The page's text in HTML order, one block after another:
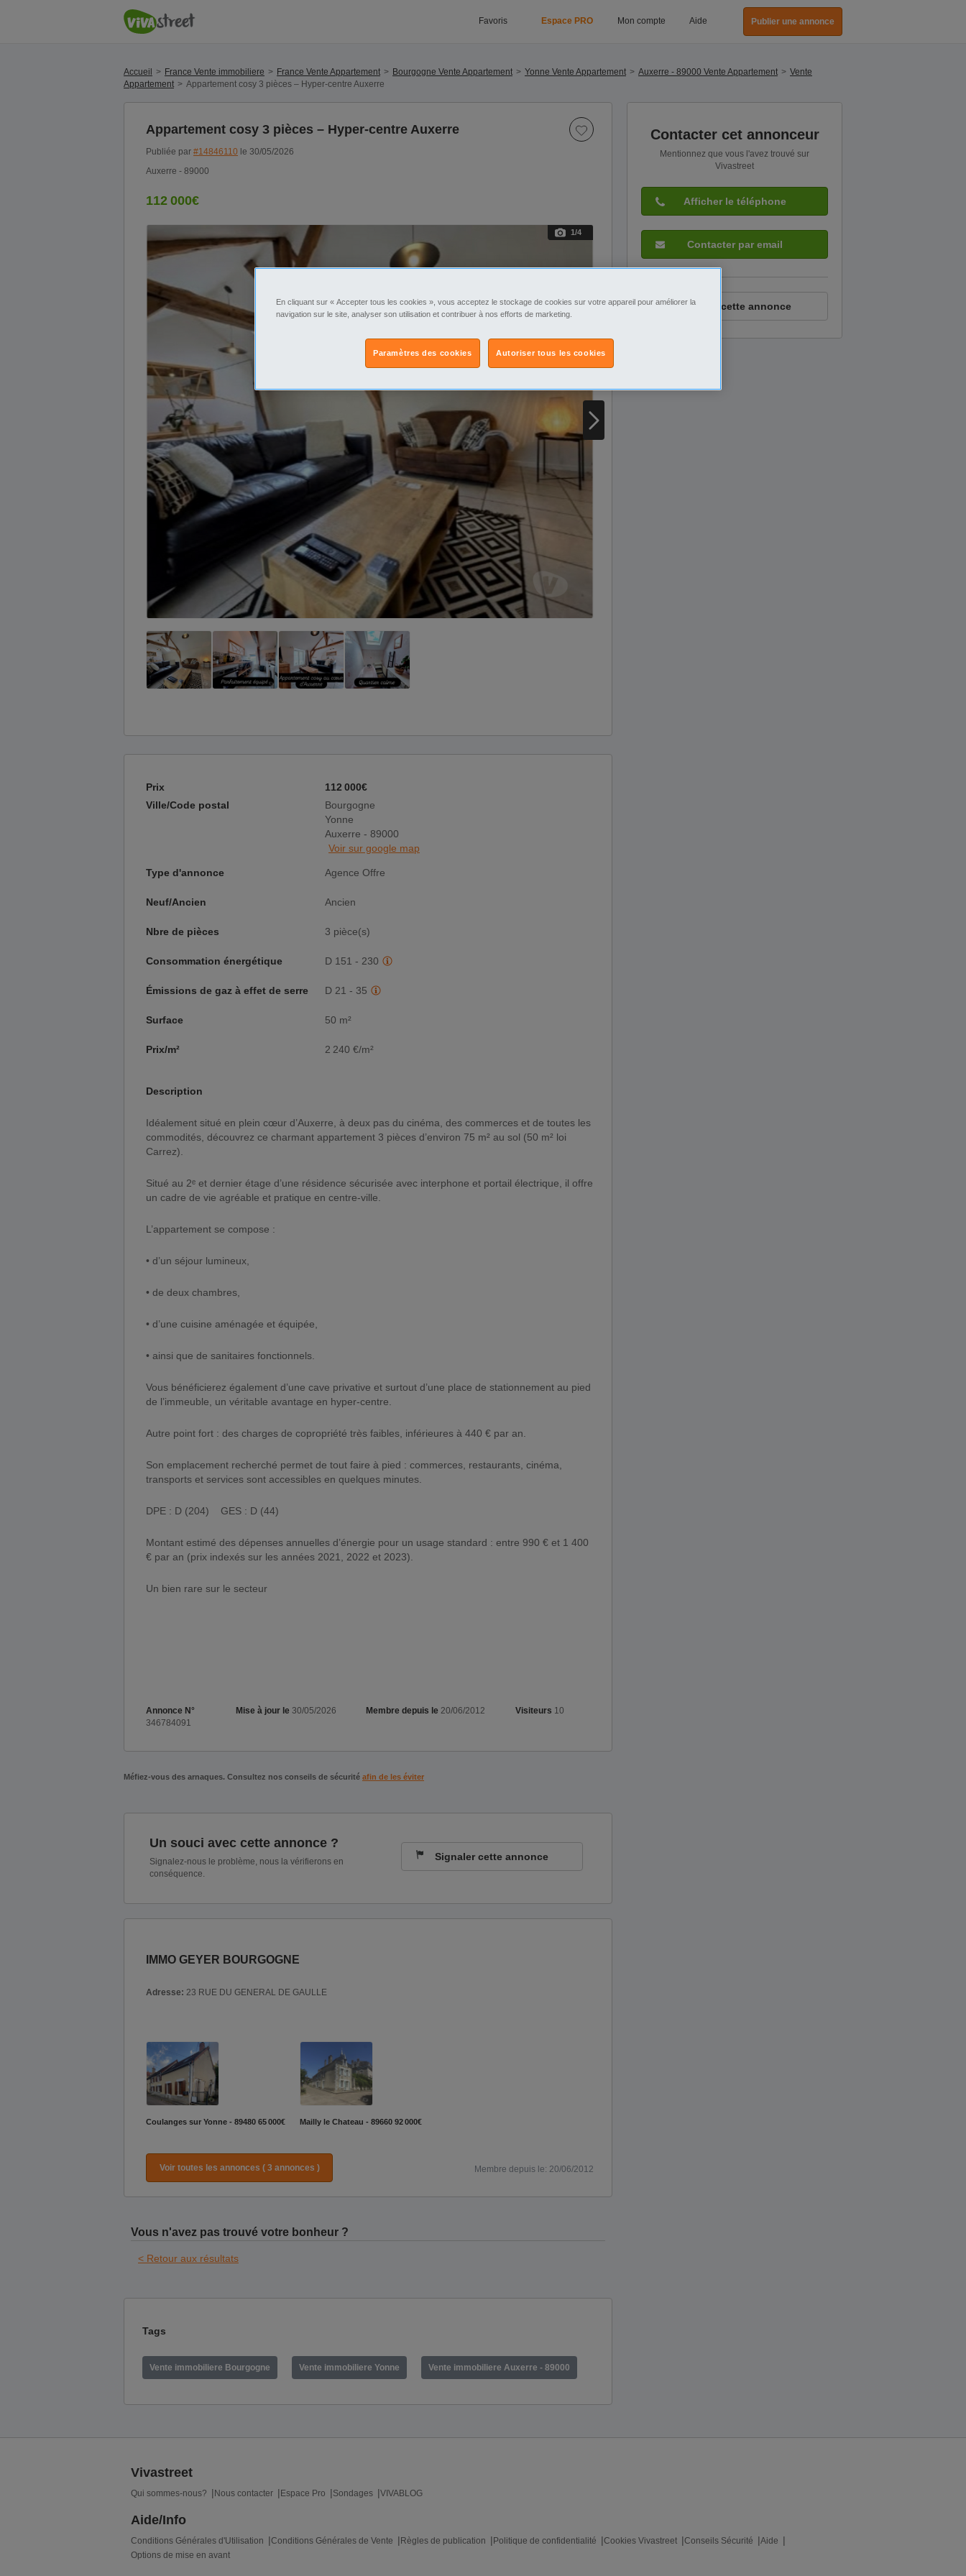
Favoris Espace PRO Mon compte Aide Publier une annonce
Accueil France Vente immobiliere France Vente Appartement Bourgogne Vente Appartement Yonne Vente Appartement Auxerre - 89000 Vente Appartement
Vente
Appartement
Appartement cosy 3 pièces – Hyper-centre Auxerre
Appartement cosy 3 pièces – Hyper-centre Auxerre
Publiée par #14846110 le 30/05/2026
Auxerre - 89000
112 000€
1/4
Prix
112 000€
Ville/Code postal
Bourgogne
Yonne
Auxerre - 89000
Voir sur google map
Type d'annonce Agence Offre
Neuf/Ancien Ancien
Nbre de pièces 3 pièce(s)
Consommation énergétique D 151 - 230
Émissions de gaz à effet de serre D 21 - 35
Surface 50 m²
Prix/m² 2 240 €/m²
Description
Idéalement situé en plein cœur d’Auxerre, à deux pas du cinéma, des commerces et de toutes les
commodités, découvrez ce charmant appartement 3 pièces d’environ 75 m² au sol (50 m² loi
Carrez).
Situé au 2ᵉ et dernier étage d’une résidence sécurisée avec interphone et portail électrique, il offre
un cadre de vie agréable et pratique en centre-ville.
L’appartement se compose :
• d’un séjour lumineux,
• de deux chambres,
• d’une cuisine aménagée et équipée,
• ainsi que de sanitaires fonctionnels.
Vous bénéficierez également d’une cave privative et surtout d’une place de stationnement au pied
de l’immeuble, un véritable avantage en hyper-centre.
Autre point fort : des charges de copropriété très faibles, inférieures à 440 € par an.
Son emplacement recherché permet de tout faire à pied : commerces, restaurants, cinéma,
transports et services sont accessibles en quelques minutes.
DPE : D (204) GES : D (44)
Montant estimé des dépenses annuelles d’énergie pour un usage standard : entre 990 € et 1 400
€ par an (prix indexés sur les années 2021, 2022 et 2023).
Un bien rare sur le secteur
Annonce N°
346784091
Mise à jour le 30/05/2026 Membre depuis le 20/06/2012 Visiteurs 10
Méfiez-vous des arnaques. Consultez nos conseils de sécurité afin de les éviter
Un souci avec cette annonce ?
Signalez-nous le problème, nous la vérifierons en
conséquence.
Signaler cette annonce
IMMO GEYER BOURGOGNE
Adresse: 23 RUE DU GENERAL DE GAULLE
Coulanges sur Yonne - 89480 65 000€ Mailly le Chateau - 89660 92 000€
Voir toutes les annonces ( 3 annonces ) Membre depuis le: 20/06/2012
Vous n'avez pas trouvé votre bonheur ?
< Retour aux résultats
Contacter cet annonceur
Mentionnez que vous l'avez trouvé sur
Vivastreet
Afficher le téléphone
Contacter par email
Signaler cette annonce
Tags
Vente immobiliere Bourgogne Vente immobiliere Yonne Vente immobiliere Auxerre - 89000
Vivastreet
Qui sommes-nous? Nous contacter Espace Pro Sondages VIVABLOG
Aide/Info
Conditions Générales d'Utilisation Conditions Générales de Vente Règles de publication Politique de confidentialité Cookies Vivastreet Conseils Sécurité
Aide
Options de mise en avant
En cliquant sur « Accepter tous les cookies », vous acceptez le stockage de cookies sur votre appareil pour améliorer la
navigation sur le site, analyser son utilisation et contribuer à nos efforts de marketing.
Autoriser tous les cookies
Paramètres des cookies